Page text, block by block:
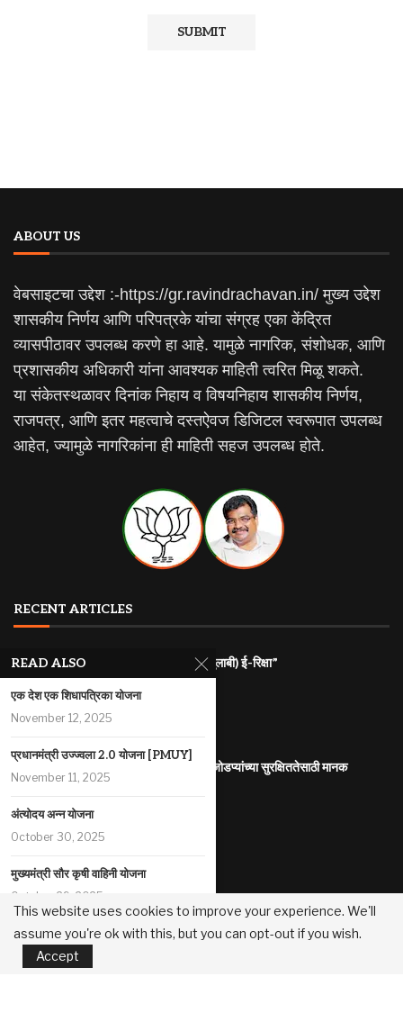
ABOUT US
वेबसाइटचा उद्देश :-https://gr.ravindrachavan.in/ मुख्य उद्देश
शासकीय निर्णय आणि परिपत्रके यांचा संग्रह एका केंद्रित
व्यासपीठावर उपलब्ध करणे हा आहे. यामुळे नागरिक, संशोधक, आणि
प्रशासकीय अधिकारी यांना आवश्यक माहिती त्वरित मिळू शकते.
या संकेतस्थळावर दिनांक निहाय व विषयनिहाय शासकीय निर्णय,
राजपत्र, आणि इतर महत्वाचे दस्तऐवज डिजिटल स्वरूपात उपलब्ध
आहेत, ज्यामुळे नागरिकांना ही माहिती सहज उपलब्ध होते.
RECENT ARTICLES
राज्यातील गरजू महिलांना रोजगारासाठी “पिंक (गुलाबी) ई-रिक्षा”
July 31, 2026
महाराष्ट्र इलेक्ट्रिक वाहन धोरण
आंतरजातीय किंवा आंतरधर्मीय विवाह करणा-या जोडप्यांच्या सुरक्षिततेसाठी मानक
कार्यप्रणाली
पोलीस कोठडीतील मृत्यू
सुधारित प्रधानमंत्री पीक विमा योजना
July 29, 2026
महानगरपालिका /नगरपरिषदा/नगरपंचायती यांच्या मालकीच्या मालमत्तांच्या मुद्रीकरण
धोरण
READ ALSO
एक देश एक शिधापत्रिका योजना
November 12, 2025
प्रधानमंत्री उज्ज्वला 2.0 योजना [PMUY]
November 11, 2025
अंत्योदय अन्न योजना
October 30, 2025
मुख्यमंत्री सौर कृषी वाहिनी योजना
October 29, 2025
तंटामुक्ती योजना
October 28, 2025
This website uses cookies to improve your experience. We'll
assume you're ok with this, but you can opt-out if you wish.
Accept